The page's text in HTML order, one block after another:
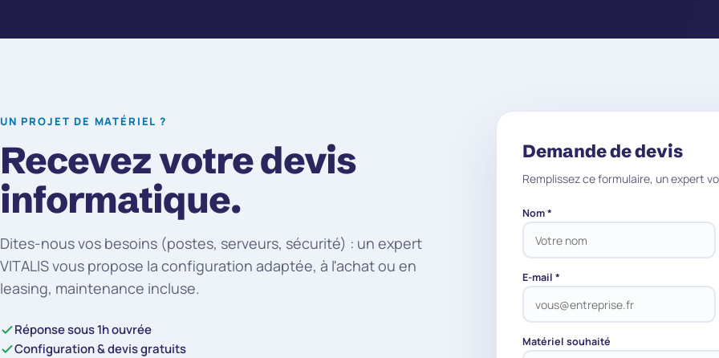
UN PROJET DE MATÉRIEL ?
Recevez votre devis
informatique.
Dites-nous vos besoins (postes, serveurs, sécurité) : un expert
VITALIS vous propose la configuration adaptée, à l'achat ou en
leasing, maintenance incluse.
Réponse sous 1h ouvrée
Configuration & devis gratuits
Demande de devis
Remplissez ce formulaire, un expert
Nom *
E-mail *
Matériel souhaité